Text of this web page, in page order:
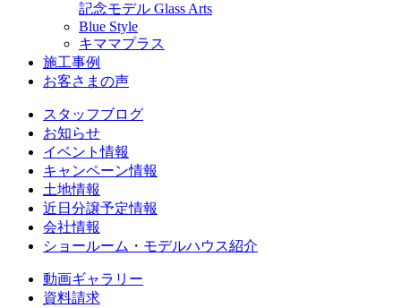
記念モデル Glass Arts
Blue Style
キママプラス
施工事例
お客さまの声
スタッフブログ
お知らせ
イベント情報
キャンペーン情報
土地情報
近日分譲予定情報
会社情報
ショールーム・モデルハウス紹介
動画ギャラリー
資料請求